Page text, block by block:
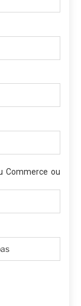
Commerce ou